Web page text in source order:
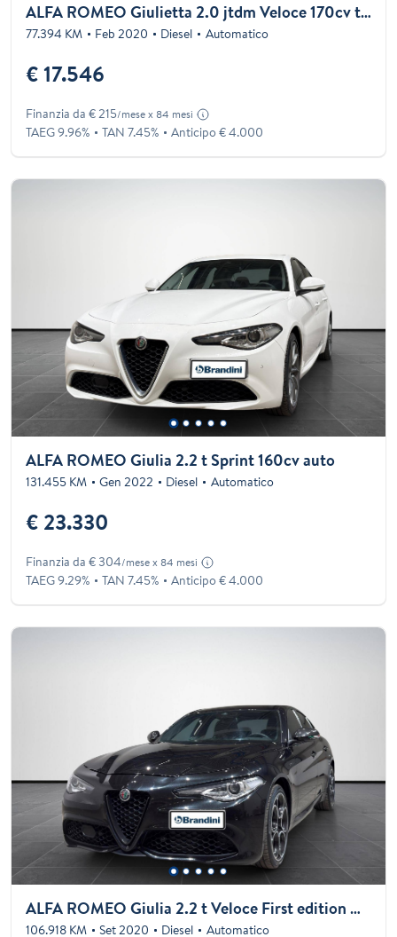
ALFA ROMEO Giulietta 2.0 jtdm Veloce 170cv tct
77.394 KM Feb 2020 Diesel Automatico
€ 17.546
Finanzia da € 215/mese x 84 mesi
TAEG 9.96% TAN 7.45% Anticipo € 4.000
ALFA ROMEO Giulia 2.2 t Sprint 160cv auto
131.455 KM Gen 2022 Diesel Automatico
€ 23.330
Finanzia da € 304/mese x 84 mesi
TAEG 9.29% TAN 7.45% Anticipo € 4.000
ALFA ROMEO Giulia 2.2 t Veloce First edition Q4 210 cv auto
106.918 KM Set 2020 Diesel Automatico